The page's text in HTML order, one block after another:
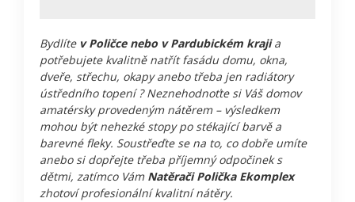
Bydlíte v Poličce nebo v Pardubickém krajia
potřebujete kvalitně natřít fasádu domu, okna,
dveře, střechu, okapy anebo třeba jen radiátory
ústředního topení ? Neznehodnoťte si Váš domov
amatérsky provedeným nátěrem – výsledkem
mohou být nehezké stopy po stékající barvě a
barevné fleky. Soustřeďte se na to, co dobře umíte
anebo si dopřejte třeba příjemný odpočinek s
dětmi, zatímco Vám Natěrači Polička Ekomplex
zhotoví profesionální kvalitní nátěry.